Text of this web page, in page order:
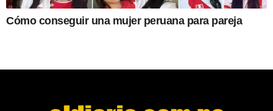
Cómo conseguir una mujer peruana para pareja